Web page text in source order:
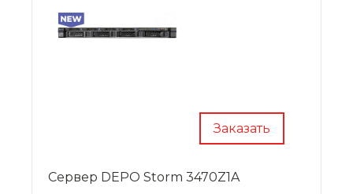
Заказать
Сервер DEPO Storm 3470Z1A